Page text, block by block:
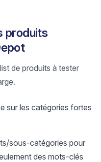
produits
de produits à tester
sur les catégories fortes
sous-catégories pour
des mots-clés